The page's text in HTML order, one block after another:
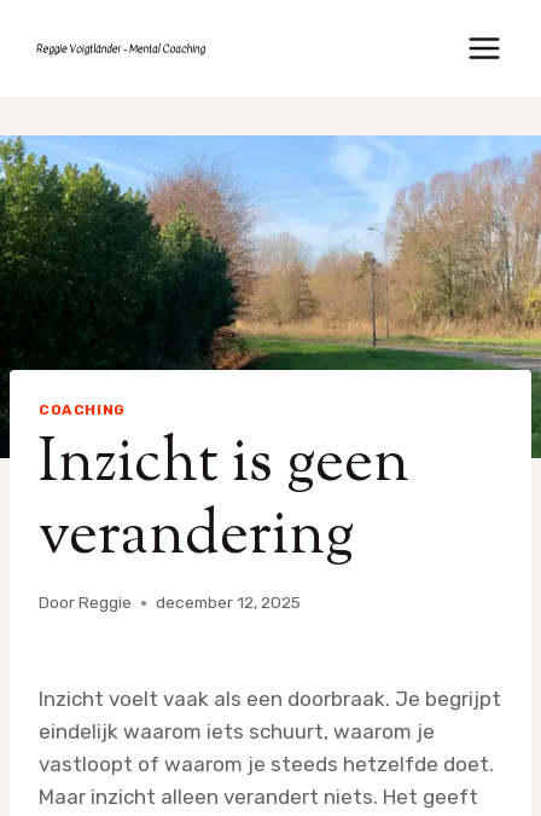
naar
COACHING
Inzicht is geen
verandering
DoorReggie december 12, 2025
Inzicht voelt vaak als een doorbraak. Je begrijpt
eindelijk waarom iets schuurt, waarom je
vastloopt of waarom je steeds hetzelfde doet.
Maar inzicht alleen verandert niets. Het geeft